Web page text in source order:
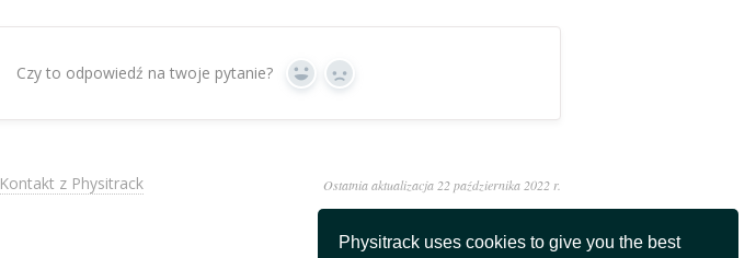
Physitrack uses cookies to give you the best
Czy to odpowiedź na twoje pytanie? Tak Nie
Kontakt z Physitrack Ostatnia aktualizacja 22 października 2022 r.